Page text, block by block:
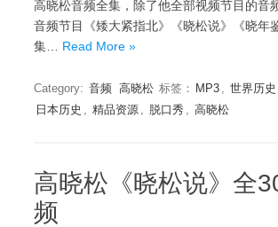
高晓松音频全集，除了他全部视频节目的音
音频节目《矮大紧指北》《晓松说》《晓年
集… Read More »
Category: 音频 高晓松 标签： MP3 , 世界历史
日本历史 , 精品资源 , 脱口秀 , 高晓松
高晓松《晓松说》全
频